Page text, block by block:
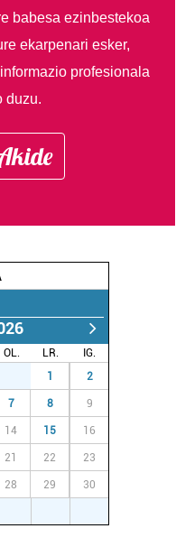
babesa ezinbestekoa
ekarpenari esker,
profesionala
duzu.
OL. LR.
IG.
1 2
7 8 9
14 15 16
21 22 23
28 29 30